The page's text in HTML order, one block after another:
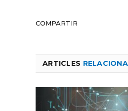
COMPARTIR
ARTICLES